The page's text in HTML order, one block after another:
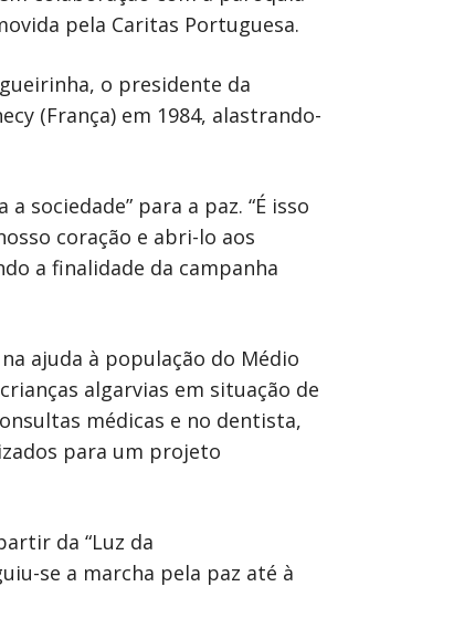
pela Caritas Portuguesa.
o presidente da
(França) em 1984, alastrando-
sociedade” para a paz. “É isso
coração e abri-lo aos
a finalidade da campanha
ajuda à população do Médio
algarvias em situação de
médicas e no dentista,
para um projeto
da “Luz da
se a marcha pela paz até à